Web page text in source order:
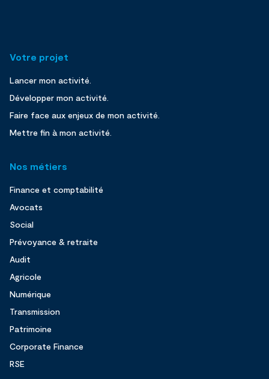
Votre projet
Lancer mon activité.
Développer mon activité.
Faire face aux enjeux de mon activité.
Mettre fin à mon activité.
Nos métiers
Finance et comptabilité
Avocats
Social
Prévoyance & retraite
Audit
Agricole
Numérique
Transmission
Patrimoine
Corporate Finance
RSE